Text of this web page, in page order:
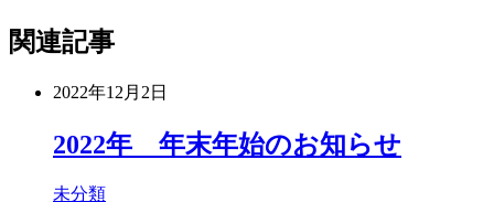
関連記事
2022年12月2日
2022年 年末年始のお知らせ
未分類